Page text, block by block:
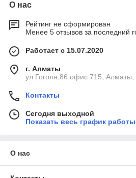
О нас
Рейтинг не сформирован
Менее 5 отзывов за последний
Работает с 15.07.2020
г. Алматы
ул.Гоголя,86 офис 715, Алматы,
Контакты
Сегодня выходной
Показать весь график работы
О нас